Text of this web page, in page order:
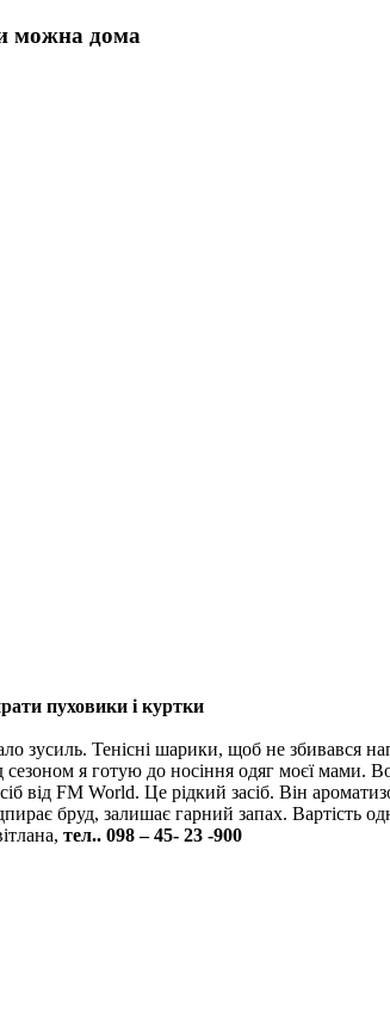
можна дома
пуховики і куртки
зусиль. Тенісні шарики, щоб не збивався
я готую до носіння одяг моєї мами.
від FM World. Це рідкий засіб. Він
бруд, залишає гарний запах. Вартість
тел.. 098 – 45- 23 -900